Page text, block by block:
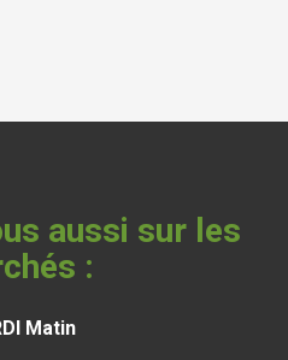
aussi sur les
:
Matin